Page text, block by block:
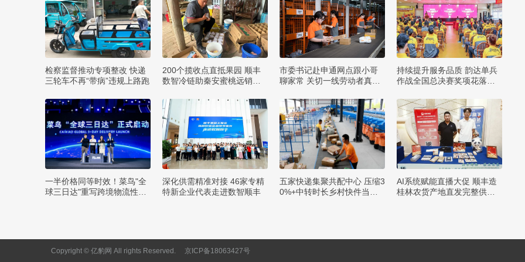
检察监督推动专项整改 快递
三轮车不再“带病”违规上路跑
200个揽收点直抵果园 顺丰
数智冷链助秦安蜜桃远销四
市委书记赴申通网点跟小哥
聊家常 关切一线劳动者真诉
持续提升服务品质 韵达单兵
作战全国总决赛奖项花落各
一半价格同等时效！菜鸟"全
球三日达"重写跨境物流性价
深化供需精准对接 46家专精
特新企业代表走进数智顺丰
五家快递集聚共配中心 压缩3
0%+中转时长乡村快件当日
AI系统赋能直播大促 顺丰造
桂林农货产地直发完整供应
Copyright © 亿豹网 All rights Reserved. 京ICP备18063427号